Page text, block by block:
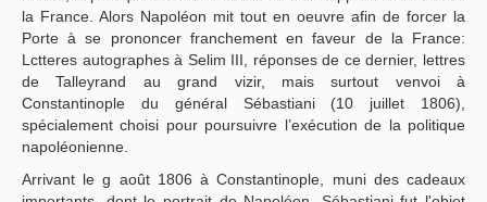
la France. Alors Napoléon mit tout en oeuvre afin de forcer la
Porte à se prononcer franchement en faveur de la France:
Lctteres autographes à Selim III, réponses de ce dernier, lettres
de Talleyrand au grand vizir, mais surtout venvoi à
Constantinople du général Sébastiani (10 juillet 1806),
spécialement choisi pour poursuivre l’exécution de la politique
napoléonienne.
Arrivant le g août 1806 à Constantinople, muni des cadeaux